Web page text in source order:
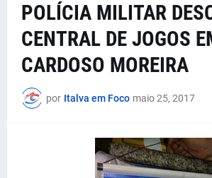
POLÍCIA MILITAR
CENTRAL DE JOGOS
CARDOSO MOREIRA
por Italva em Foco maio 25, 2017